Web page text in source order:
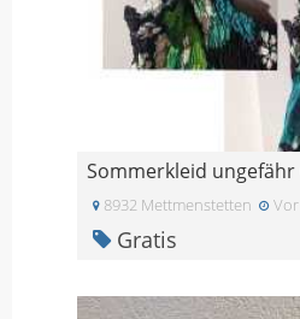
Sommerkleid ungefähr
8932 Mettmenstetten
Gratis